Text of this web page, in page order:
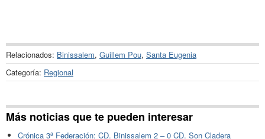
Relacionados: Binissalem, Guillem Pou, Santa Eugenia
Categoría: Regional
Más noticias que te pueden interesar
Crónica 3ª Federación: CD. Binissalem 2 – 0 CD. Son Cladera